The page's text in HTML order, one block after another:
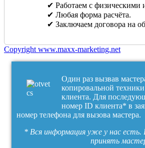
✔ Работаем с
✔ Любая форма расчёта.
✔ Заключаем договора на
Copyright www.maxx-marketing.net
Один раз вызвав
копировальной
клиента. Для
номер ID клиента* в
номер телефона для вызова мастера.
* Вся информация уже у нас есть.
принять